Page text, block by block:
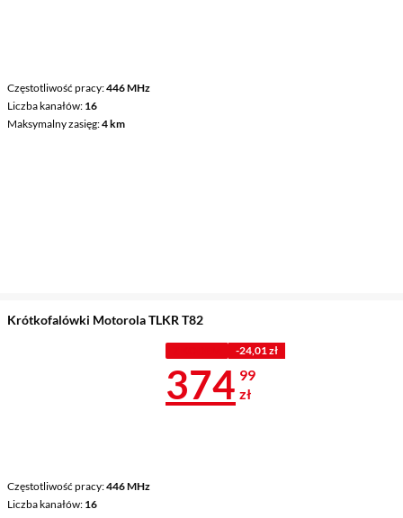
Częstotliwość pracy 446 MHz
Liczba kanałów 16
Maksymalny zasięg 4 km
Krótkofalówki Motorola TLKR T82
Częstotliwość pracy 446 MHz
Liczba kanałów 16
-24,01 zł
Cena 374,99
374 99
zł